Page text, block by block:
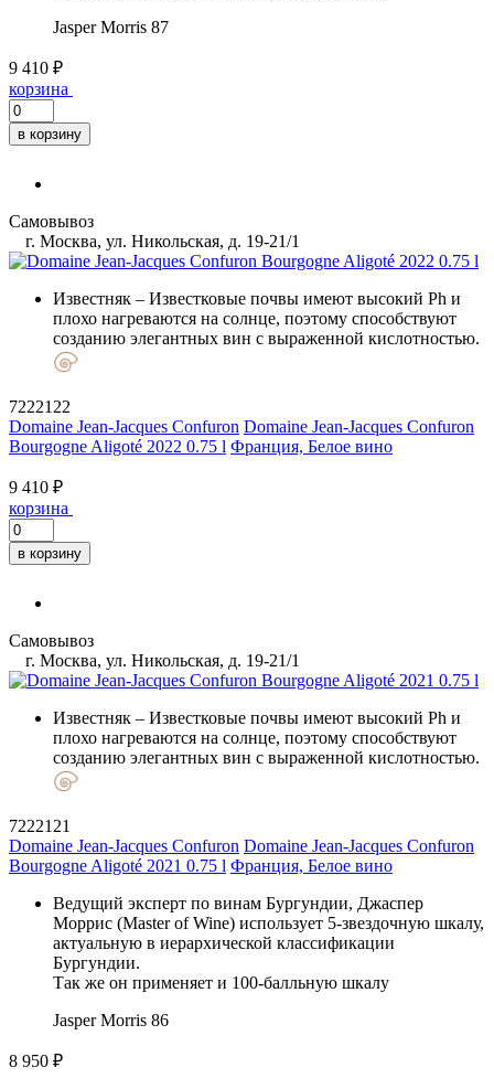
Jasper Morris 87
9 410 ₽
корзина
в корзину
Самовывоз
г. Москва, ул. Никольская, д. 19-21/1
Известняк – Известковые почвы имеют высокий Ph и
плохо нагреваются на солнце, поэтому способствуют
созданию элегантных вин с выраженной кислотностью.
7222122
Domaine Jean-Jacques Confuron Domaine Jean-Jacques Confuron
Bourgogne Aligoté 2022 0.75 l Франция, Белое вино
9 410 ₽
корзина
в корзину
Самовывоз
г. Москва, ул. Никольская, д. 19-21/1
Известняк – Известковые почвы имеют высокий Ph и
плохо нагреваются на солнце, поэтому способствуют
созданию элегантных вин с выраженной кислотностью.
7222121
Domaine Jean-Jacques Confuron Domaine Jean-Jacques Confuron
Bourgogne Aligoté 2021 0.75 l Франция, Белое вино
Ведущий эксперт по винам Бургундии, Джаспер
Моррис (Master of Wine) использует 5-звездочную шкалу,
актуальную в иерархической классификации
Бургундии.
Так же он применяет и 100-балльную шкалу
Jasper Morris 86
8 950 ₽